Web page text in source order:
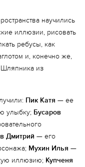
научились
иллюзии, рисовать
ребусы, как
и, конечно же,
из
Пик Катя — ее
улыбку; Бусаров
Дмитрий — его
Мухин Илья —
иллюзию; Купченя